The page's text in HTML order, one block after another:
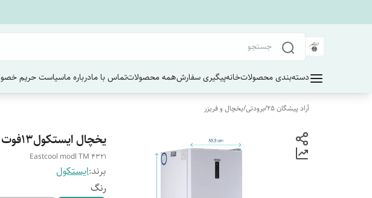
دسته‌بندی محصولاتخانهپیگیری سفارشهمه محصولاتتماس با مادرباره ماسیاست حریم
آراد پیشگان 25 /برودتی/یخچال و فریزر
یخچال ایستکول13فوت مدل TM 4321
Eastcool modl TM 4321
برند:ایستکول
رنگ